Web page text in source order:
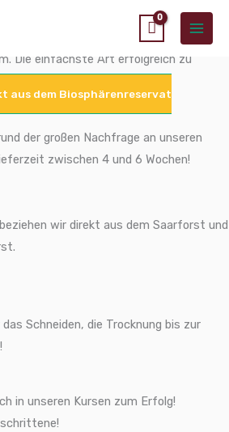
Main
Menu
Die einfachste Art erfolgreich zu
aus dem Biosphärenreservat
der großen Nachfrage an unseren
zwischen 4 und 6 Wochen!
wir direkt aus dem Saarforst und
Schneiden, die Trocknung bis zur
in unseren Kursen zum Erfolg!